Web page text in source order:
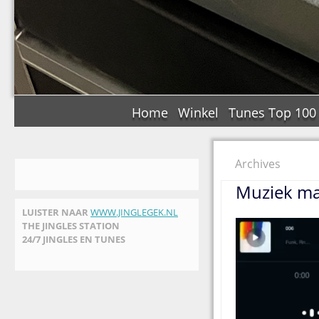
Home Winkel Tunes Top 100
LUISTER NAAR WWW.JINGLEGEK.NL
THE JINGLES STATION
24/7 JINGLES EN TUNES
Archives
Muziek